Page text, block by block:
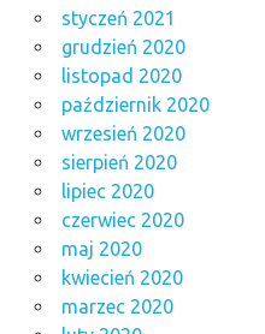
styczeń 2021
grudzień 2020
listopad 2020
październik 2020
wrzesień 2020
sierpień 2020
lipiec 2020
czerwiec 2020
maj 2020
kwiecień 2020
marzec 2020